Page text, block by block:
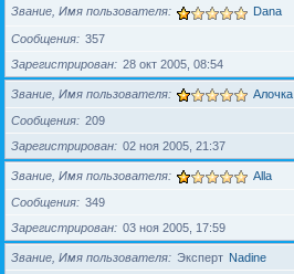
Звание, Имя пользователя Dana
Сообщения
357
Зарегистрирован
28 окт 2005, 08:54
Звание, Имя пользователя Алочка
Сообщения
209
Зарегистрирован
02 ноя 2005, 21:37
Звание, Имя пользователя Alla
Сообщения
349
Зарегистрирован
03 ноя 2005, 17:59
Звание, Имя пользователя Эксперт Nadine